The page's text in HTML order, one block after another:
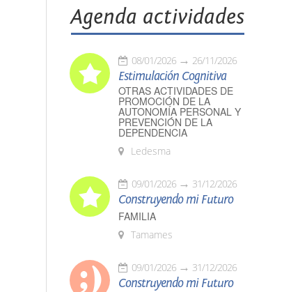
Agenda actividades
08/01/2026 26/11/2026
Estimulación Cognitiva
OTRAS ACTIVIDADES DE
PROMOCIÓN DE LA
AUTONOMÍA PERSONAL Y
PREVENCIÓN DE LA
DEPENDENCIA
Ledesma
09/01/2026 31/12/2026
Construyendo mi Futuro
FAMILIA
Tamames
09/01/2026 31/12/2026
Construyendo mi Futuro